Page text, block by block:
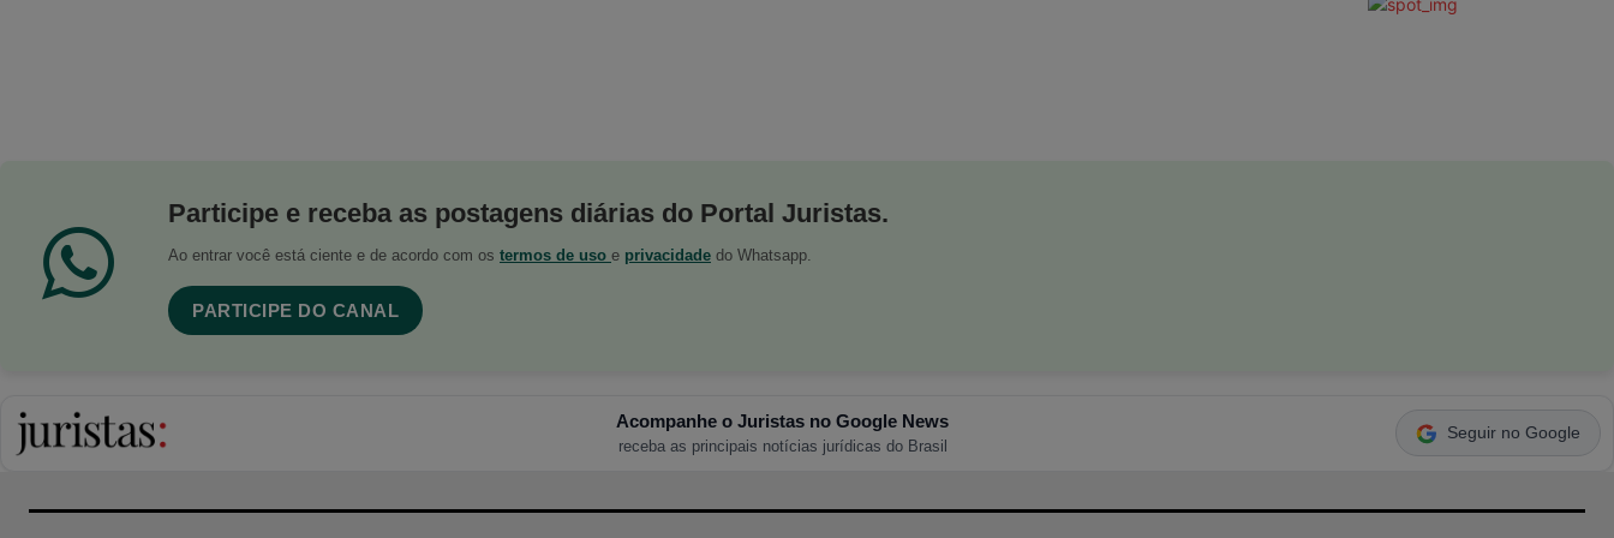
Participe e receba as postagens diárias do Portal Juristas.
Ao entrar você está ciente e de acordo com os termos de uso e privacidade do Whatsapp.
PARTICIPE DO CANAL
Acompanhe o Juristas no Google News
receba as principais notícias jurídicas do Brasil
Seguir no Google